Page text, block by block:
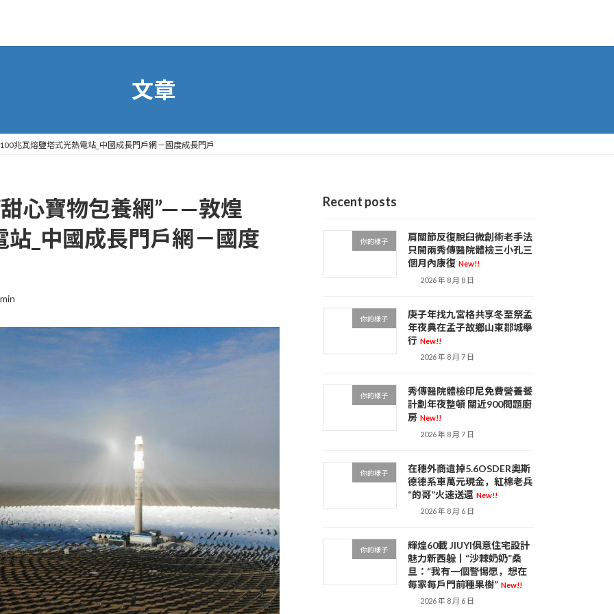
文章
兆瓦熔鹽塔式光熱電站_中國成長門戶網－國度成長門戶
心寶物包養網”——敦煌
_中國成長門戶網－國度
Recent posts
你的樣子
肩關節反復脫臼微創術老手法
只開兩秀傳醫院體檢三小孔三
個月內康復 New!!
2026 年 8 月 8 日
你的樣子
庚子年找九宮格共享冬至祭孟
年夜典在孟子故鄉山東鄒城舉
行 New!!
2026 年 8 月 7 日
你的樣子
秀傳醫院體檢印尼免費營養餐
計劃年夜整頓 關近900問題廚
房 New!!
2026 年 8 月 7 日
你的樣子
在穗外商遺掉5.6OSDER奧斯
德德系車萬元現金，紅棉老兵
“的哥”火速送還 New!!
2026 年 8 月 6 日
你的樣子
輝煌60載 JIUYI俱意住宅設計
魅力新西躲丨“沙棘奶奶”桑
旦：“我有一個警惕愿，想在
每家每戶門前種果樹” New!!
2026 年 8 月 6 日